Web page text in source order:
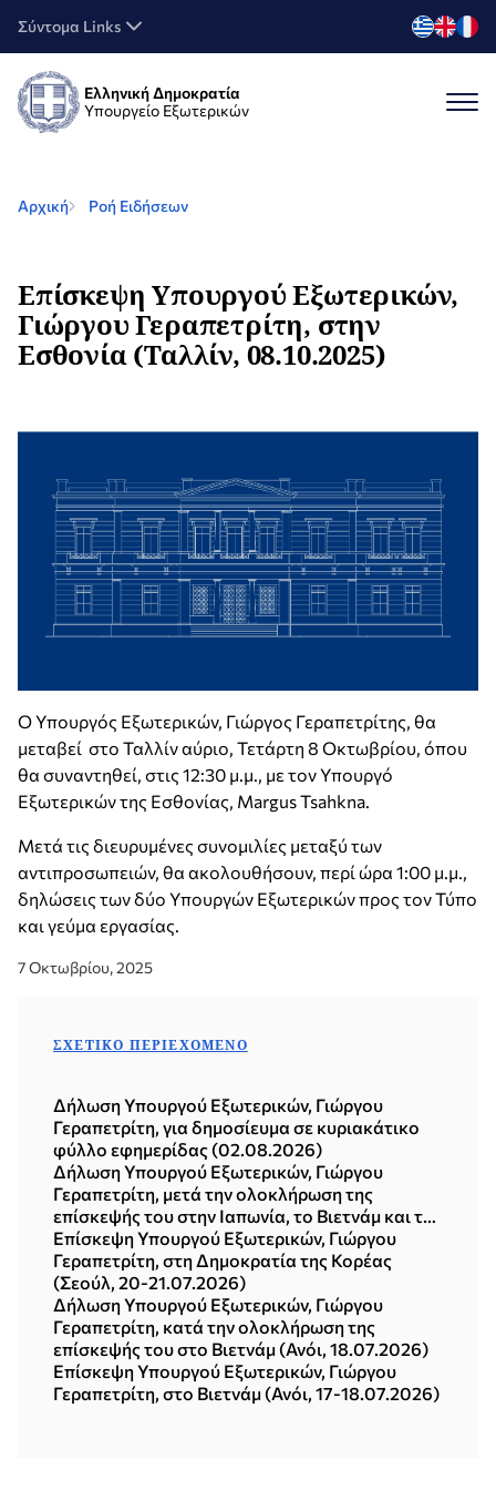
Σύντομα Links
Ελληνική Δημοκρατία
Υπουργείο Εξωτερικών
Αρχική Ροή Ειδήσεων
Επίσκεψη Υπουργού Εξωτερικών,
Γιώργου Γεραπετρίτη, στην
Εσθονία (Ταλλίν, 08.10.2025)
Ο Υπουργός Εξωτερικών, Γιώργος Γεραπετρίτης, θα
μεταβεί στο Ταλλίν αύριο, Τετάρτη 8 Οκτωβρίου, όπου
θα συναντηθεί, στις 12:30 μ.μ., με τον Υπουργό
Εξωτερικών της Εσθονίας, Margus Tsahkna.
Μετά τις διευρυμένες συνομιλίες μεταξύ των
αντιπροσωπειών, θα ακολουθήσουν, περί ώρα 1:00 μ.μ.,
δηλώσεις των δύο Υπουργών Εξωτερικών προς τον Τύπο
και γεύμα εργασίας.
7 Οκτωβρίου, 2025
ΣΧΕΤΙΚΌ ΠΕΡΙΕΧΌΜΕΝΟ
Δήλωση Υπουργού Εξωτερικών, Γιώργου
Γεραπετρίτη, για δημοσίευμα σε κυριακάτικο
φύλλο εφημερίδας (02.08.2026)
Δήλωση Υπουργού Εξωτερικών, Γιώργου
Γεραπετρίτη, μετά την ολοκλήρωση της
επίσκεψής του στην Ιαπωνία, το Βιετνάμ και τη
Δημοκρατία της Κορέας (Σεούλ, 21.07.2026)
Επίσκεψη Υπουργού Εξωτερικών, Γιώργου
Γεραπετρίτη, στη Δημοκρατία της Κορέας
(Σεούλ, 20-21.07.2026)
Δήλωση Υπουργού Εξωτερικών, Γιώργου
Γεραπετρίτη, κατά την ολοκλήρωση της
επίσκεψής του στο Βιετνάμ (Ανόι, 18.07.2026)
Επίσκεψη Υπουργού Εξωτερικών, Γιώργου
Γεραπετρίτη, στο Βιετνάμ (Ανόι, 17-18.07.2026)